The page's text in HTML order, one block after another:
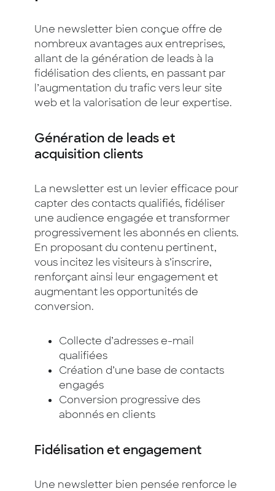
Une newsletter bien conçue offre de
nombreux avantages aux entreprises,
allant de la génération de leads à la
fidélisation des clients, en passant par
l’augmentation du trafic vers leur site
web et la valorisation de leur expertise.
Génération de leads et
acquisition clients
La newsletter est un levier efficace pour
capter des contacts qualifiés, fidéliser
une audience engagée et transformer
progressivement les abonnés en clients.
En proposant du contenu pertinent,
vous incitez les visiteurs à s’inscrire,
renforçant ainsi leur engagement et
augmentant les opportunités de
conversion.
Collecte d’adresses e-mail
qualifiées
Création d’une base de contacts
engagés
Conversion progressive des
abonnés en clients
Fidélisation et engagement
Une newsletter bien pensée renforce le